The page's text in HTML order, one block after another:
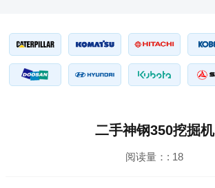
二手神钢350挖掘机
阅读量：: 18